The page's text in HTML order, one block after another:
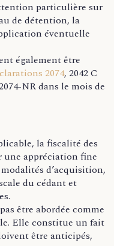
particulière sur
de détention, la
éventuelle
également être
2074, 2042 C
NR dans le mois de
la fiscalité des
une appréciation fine
modalités d’acquisition,
du cédant et
être abordée comme
Elle constitue un fait
être anticipés,